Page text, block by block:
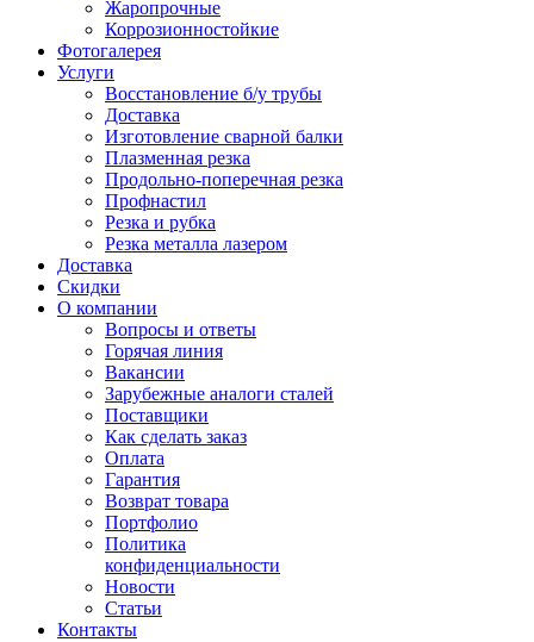
Жаропрочные
Коррозионностойкие
Фотогалерея
Услуги
Восстановление б/у трубы
Доставка
Изготовление сварной балки
Плазменная резка
Продольно-поперечная резка
Профнастил
Резка и рубка
Резка металла лазером
Доставка
Скидки
О компании
Вопросы и ответы
Горячая линия
Вакансии
Зарубежные аналоги сталей
Поставщики
Как сделать заказ
Оплата
Гарантия
Возврат товара
Портфолио
Политика
конфиденциальности
Новости
Статьи
Контакты